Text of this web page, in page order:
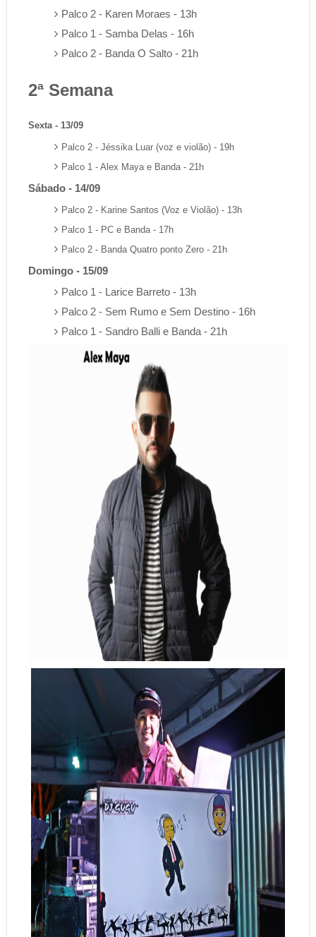
Palco 2 - Karen Moraes - 13h
Palco 1 - Samba Delas - 16h
Palco 2 - Banda O Salto - 21h
2ª Semana
Sexta - 13/09
Palco 2 - Jéssika Luar (voz e violão) - 19h
Palco 1 - Alex Maya e Banda - 21h
Sábado - 14/09
Palco 2 - Karine Santos (Voz e Violão) - 13h
Palco 1 - PC e Banda - 17h
Palco 2 - Banda Quatro ponto Zero - 21h
Domingo - 15/09
Palco 1 - Larice Barreto - 13h
Palco 2 - Sem Rumo e Sem Destino - 16h
Palco 1 - Sandro Balli e Banda - 21h